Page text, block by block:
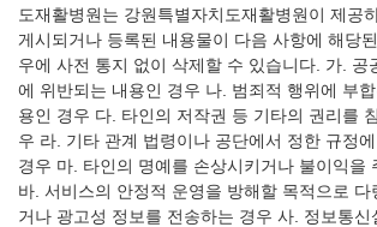
도재활병원는 강원특별자치도재활병원이 제공
게시되거나 등록된 내용물이 다음 사항에 해당
우에 사전 통지 없이 삭제할 수 있습니다. 가. 공
에 위반되는 내용인 경우 나. 범죄적 행위에 부
용인 경우 다. 타인의 저작권 등 기타의 권리를
우 라. 기타 관계 법령이나 공단에서 정한 규정
경우 마. 타인의 명예를 손상시키거나 불이익을
바. 서비스의 안정적 운영을 방해할 목적으로
거나 광고성 정보를 전송하는 경우 사. 정보통신